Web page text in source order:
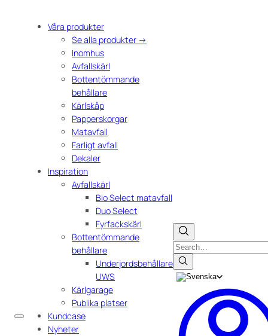
Våra produkter
Se alla produkter →
Inomhus
Avfallskärl
Bottentömmande
behållare
Kärlskåp
Papperskorgar
Matavfall
Farligt avfall
Dekaler
Inspiration
Avfallskärl
Bio Select matavfall
Duo Select
Fyrfackskärl
Bottentömmande
behållare
Underjordsbehållare
UWS
Kärlgarage
Publika platser
Kundcase
Nyheter
Search